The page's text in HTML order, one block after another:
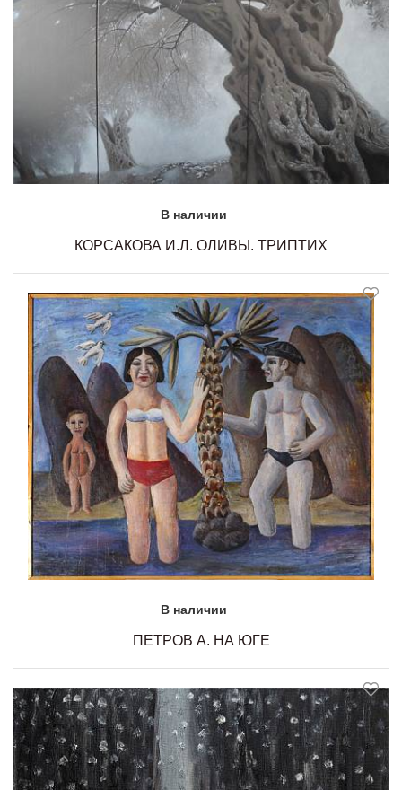
В наличии
КОРСАКОВА И.Л. ОЛИВЫ. ТРИПТИХ
В наличии
ПЕТРОВ А. НА ЮГЕ